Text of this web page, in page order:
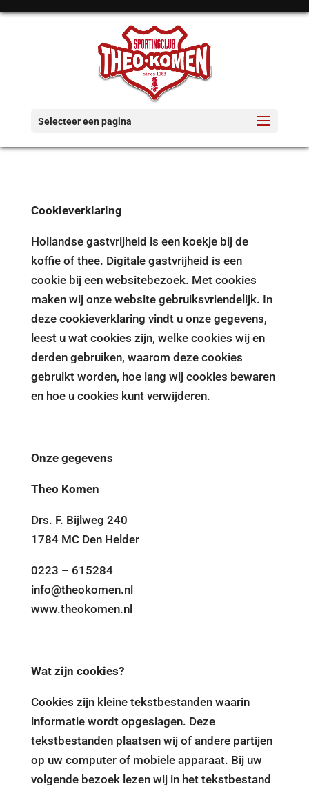
Selecteer een pagina
Cookieverklaring
Hollandse gastvrijheid is een koekje bij de
koffie of thee. Digitale gastvrijheid is een
cookie bij een websitebezoek. Met cookies
maken wij onze website gebruiksvriendelijk. In
deze cookieverklaring vindt u onze gegevens,
leest u wat cookies zijn, welke cookies wij en
derden gebruiken, waarom deze cookies
gebruikt worden, hoe lang wij cookies bewaren
en hoe u cookies kunt verwijderen.
Onze gegevens
Theo Komen
Drs. F. Bijlweg 240
1784 MC Den Helder
0223 – 615284
info@theokomen.nl
www.theokomen.nl
Wat zijn cookies?
Cookies zijn kleine tekstbestanden waarin
informatie wordt opgeslagen. Deze
tekstbestanden plaatsen wij of andere partijen
op uw computer of mobiele apparaat. Bij uw
volgende bezoek lezen wij in het tekstbestand